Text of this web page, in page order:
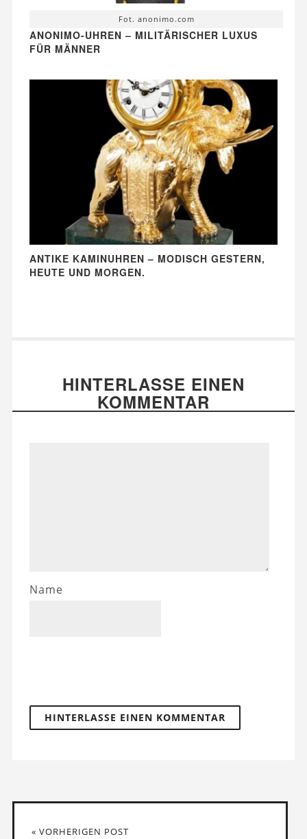
Fot. anonimo.com
ANONIMO-UHREN – MILITÄRISCHER LUXUS
FÜR MÄNNER
ANTIKE KAMINUHREN – MODISCH GESTERN,
HEUTE UND MORGEN.
HINTERLASSE EINEN
KOMMENTAR
Name
« VORHERIGEN POST